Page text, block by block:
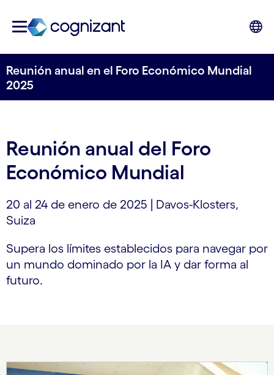
Reunión anual en el Foro Económico Mundial
2025
Reunión anual del Foro
Económico Mundial
20 al 24 de enero de 2025 | Davos-Klosters,
Suiza
Supera los límites establecidos para navegar por
un mundo dominado por la IA y dar forma al
futuro.